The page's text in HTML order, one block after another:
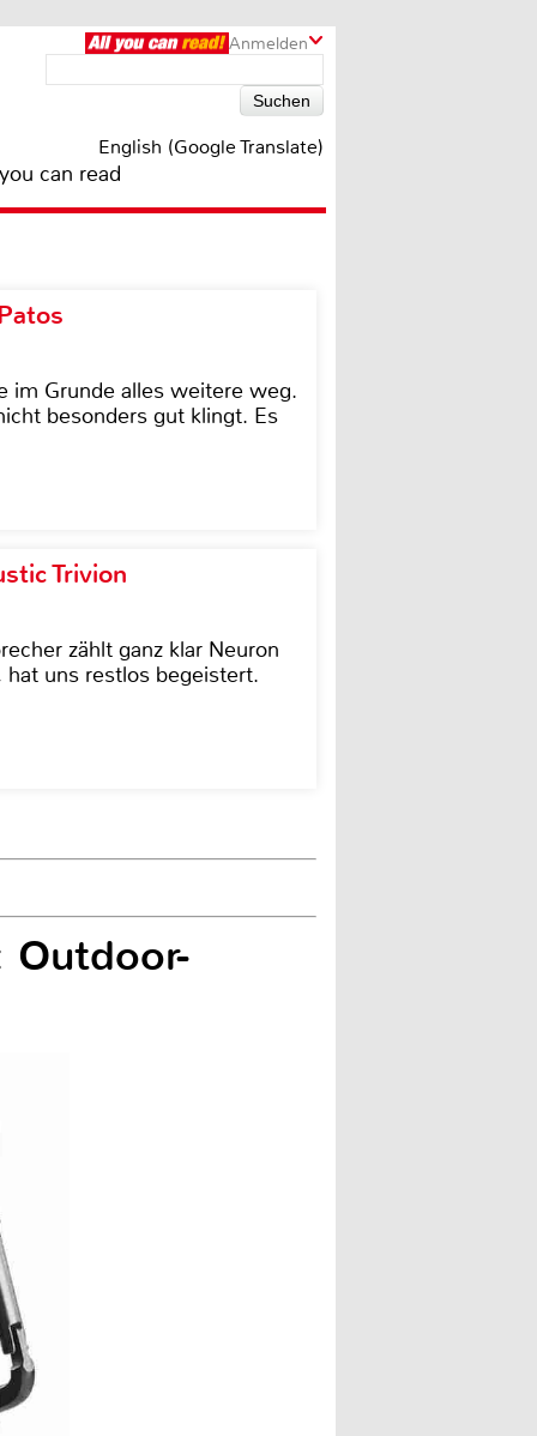
Anmelden
English (Google Translate)
can read
im Grunde alles weitere weg.
besonders gut klingt. Es
Trivion
zählt ganz klar Neuron
uns restlos begeistert.